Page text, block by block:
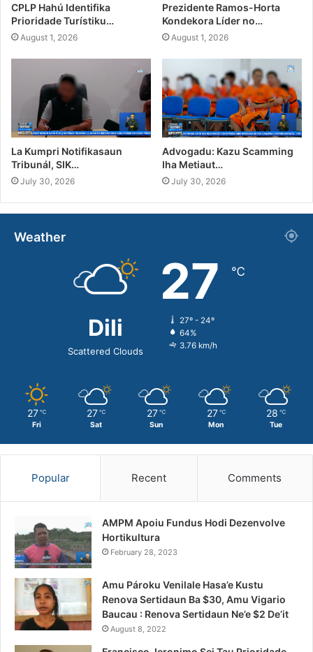
CPLP Hahú Identifika
Prioridade Turístiku…
August 1, 2026
Prezidente Ramos-Horta
Kondekora Líder no…
August 1, 2026
La Kumpri Notifikasaun
Tribunál, SIK…
July 30, 2026
Advogadu: Kazu Scamming
Iha Metiaut…
July 30, 2026
Weather
Dili
Scattered Clouds
27 ℃
27º - 24º
64%
3.76 km/h
27 ℃
Fri
27 ℃
Sat
27 ℃
Sun
27 ℃
Mon
28 ℃
Tue
Popular Recent Comments
AMPM Apoiu Fundus Hodi Dezenvolve
Hortikultura
February 28, 2023
Amu Pároku Venilale Hasa’e Kustu
Renova Sertidaun Ba $30, Amu Vigario
Baucau : Renova Sertidaun Ne’e $2 De’it
August 8, 2022